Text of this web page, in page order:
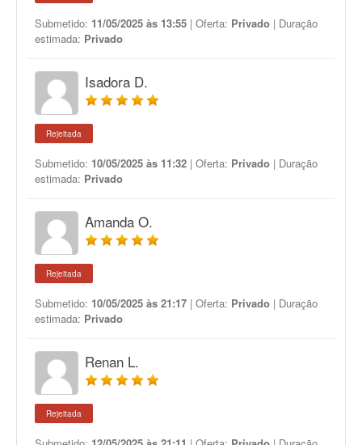
Submetido: 11/05/2025 às 13:55 | Oferta: Privado | Duração
estimada: Privado
Isadora D.
Rejeitada
Submetido: 10/05/2025 às 11:32 | Oferta: Privado | Duração
estimada: Privado
Amanda O.
Rejeitada
Submetido: 10/05/2025 às 21:17 | Oferta: Privado | Duração
estimada: Privado
Renan L.
Rejeitada